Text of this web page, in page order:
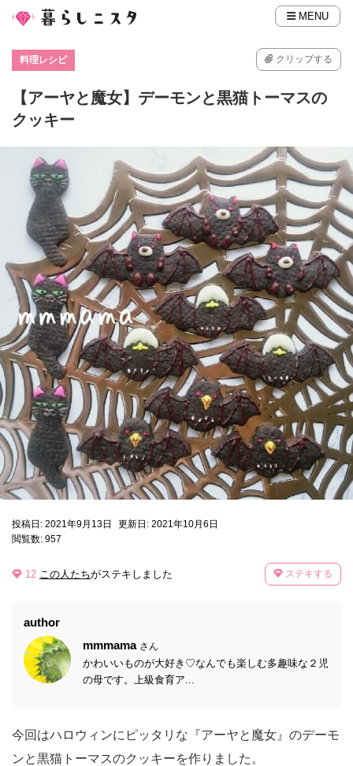
MENU
料理レシピ クリップする
【アーヤと魔女】デーモンと黒猫トーマスの
クッキー
投稿日: 2021年9月13日
更新日: 2021年10月6日
閲覧数: 957
12 この人たちがステキしました ステキする
author
mmmama さん
かわいいものが大好き♡なんでも楽しむ多趣味な２児
の母です。上級食育ア...
今回はハロウィンにピッタリな『アーヤと魔女』のデーモ
ンと黒猫トーマスのクッキーを作りました。